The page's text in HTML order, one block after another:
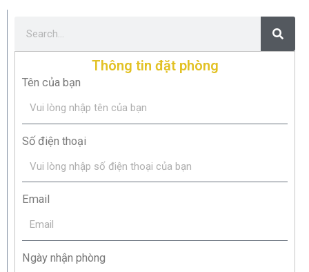
Thông tin đặt phòng
Tên của bạn
Số điện thoại
Email
Ngày nhận phòng